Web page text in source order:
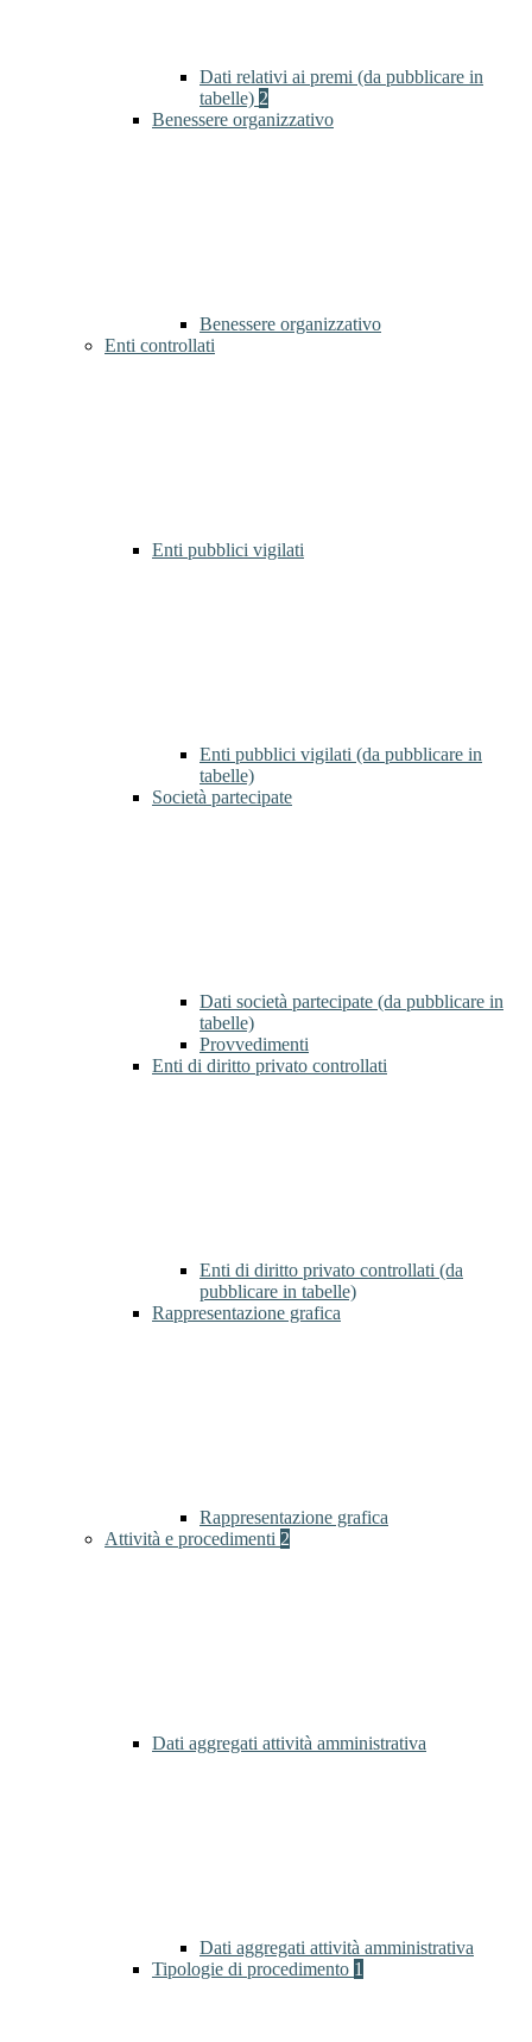
Dati relativi ai premi (da pubblicare in
tabelle) 2
Benessere organizzativo
Benessere organizzativo
Enti controllati
Enti pubblici vigilati
Enti pubblici vigilati (da pubblicare in
tabelle)
Società partecipate
Dati società partecipate (da pubblicare in
tabelle)
Provvedimenti
Enti di diritto privato controllati
Enti di diritto privato controllati (da
pubblicare in tabelle)
Rappresentazione grafica
Rappresentazione grafica
Attività e procedimenti 2
Dati aggregati attività amministrativa
Dati aggregati attività amministrativa
Tipologie di procedimento 1